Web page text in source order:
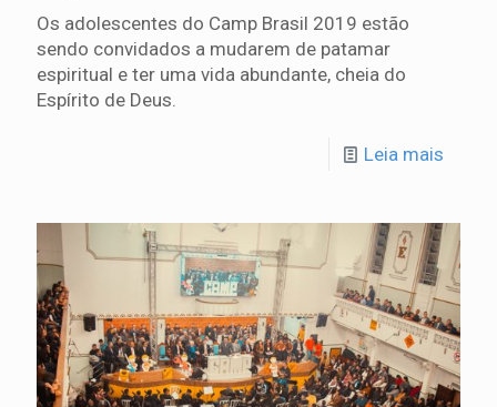
Os adolescentes do Camp Brasil 2019 estão
sendo convidados a mudarem de patamar
espiritual e ter uma vida abundante, cheia do
Espírito de Deus.
Leia mais